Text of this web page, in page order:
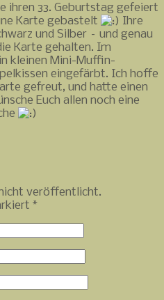
ihren 33. Geburtstag gefeiert
Karte gebastelt
Ihre
und Silber – und genau
Karte gehalten. Im
kleinen Mini-Muffin-
eingefärbt. Ich hoffe
gefreut, und hatte einen
Euch allen noch eine
veröffentlicht.
*